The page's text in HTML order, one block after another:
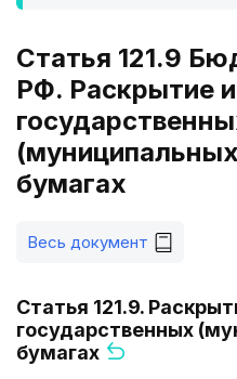
Статья 121.9
РФ. Раскрытие
бумагах
Весь документ
Статья 121.9.
государственных
бумагах